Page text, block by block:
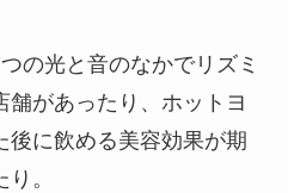
の光と音のなかでリズミ
舗があったり、ホットヨ
後に飲める美容効果が期
。